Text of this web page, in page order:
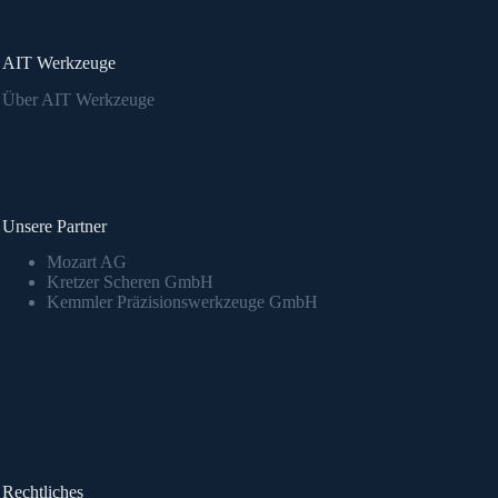
AIT Werkzeuge
Über AIT Werkzeuge
Unsere Partner
Mozart AG
Kretzer Scheren GmbH
Kemmler Präzisionswerkzeuge GmbH
Rechtliches